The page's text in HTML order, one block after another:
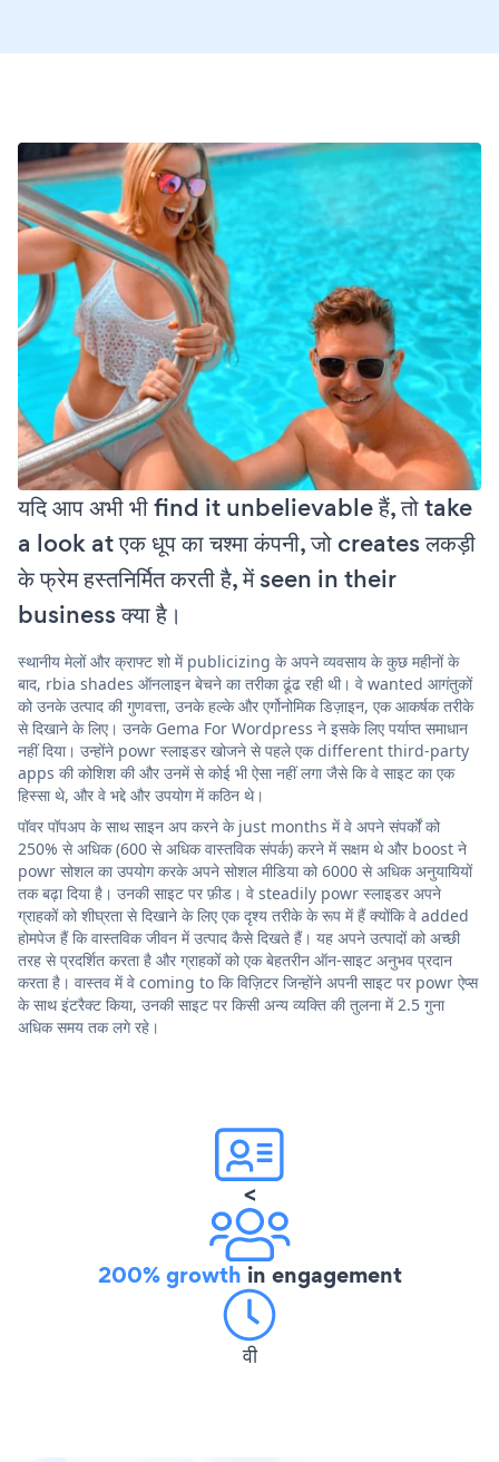
यदि आप अभी भी find it unbelievable हैं, तो take
a look at एक धूप का चश्मा कंपनी, जो creates लकड़ी
के फ्रेम हस्तनिर्मित करती है, में seen in their
business क्या है।
स्थानीय मेलों और क्राफ्ट शो में publicizing के अपने व्यवसाय के कुछ महीनों के
बाद, rbia shades ऑनलाइन बेचने का तरीका ढूंढ रही थी। वे wanted आगंतुकों
को उनके उत्पाद की गुणवत्ता, उनके हल्के और एर्गोनोमिक डिज़ाइन, एक आकर्षक तरीके
से दिखाने के लिए। उनके Gema For Wordpress ने इसके लिए पर्याप्त समाधान
नहीं दिया। उन्होंने powr स्लाइडर खोजने से पहले एक different third-party
apps की कोशिश की और उनमें से कोई भी ऐसा नहीं लगा जैसे कि वे साइट का एक
हिस्सा थे, और वे भद्दे और उपयोग में कठिन थे।
पॉवर पॉपअप के साथ साइन अप करने के just months में वे अपने संपर्कों को
250% से अधिक (600 से अधिक वास्तविक संपर्क) करने में सक्षम थे और boost ने
powr सोशल का उपयोग करके अपने सोशल मीडिया को 6000 से अधिक अनुयायियों
तक बढ़ा दिया है। उनकी साइट पर फ़ीड। वे steadily powr स्लाइडर अपने
ग्राहकों को शीघ्रता से दिखाने के लिए एक दृश्य तरीके के रूप में हैं क्योंकि वे added
होमपेज हैं कि वास्तविक जीवन में उत्पाद कैसे दिखते हैं। यह अपने उत्पादों को अच्छी
तरह से प्रदर्शित करता है और ग्राहकों को एक बेहतरीन ऑन-साइट अनुभव प्रदान
करता है। वास्तव में वे coming to कि विज़िटर जिन्होंने अपनी साइट पर powr ऐप्स
के साथ इंटरैक्ट किया, उनकी साइट पर किसी अन्य व्यक्ति की तुलना में 2.5 गुना
अधिक समय तक लगे रहे।
<
200% growth in engagement
वी